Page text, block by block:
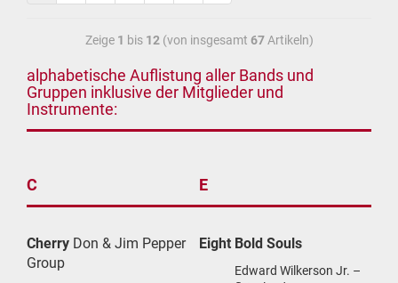
Zeige 1 bis 12(von insgesamt 67Artikeln)
alphabetische Auflistung aller Bands und
Gruppen inklusive der Mitglieder und
Instrumente:
C
Cherry Don & Jim Pepper
Group
E
Eight Bold Souls
Edward Wilkerson Jr. –